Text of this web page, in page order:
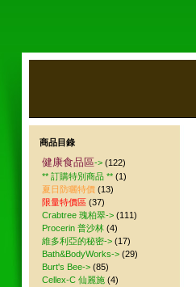
商品目錄
健康食品區-> (122)
** 訂購特別商品 ** (1)
夏日防曬特價 (13)
限量特價區 (37)
Crabtree 瑰柏翠-> (111)
Procerin 普沙林 (4)
維多利亞的秘密-> (17)
Bath&BodyWorks-> (29)
Burt's Bee-> (85)
Cellex-C 仙麗施 (4)